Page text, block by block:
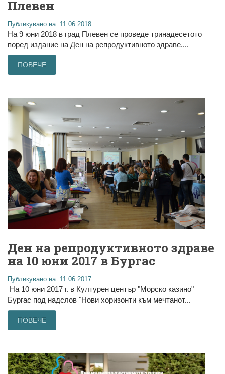
Плевен
Публикувано на: 11.06.2018
На 9 юни 2018 в град Плевен се проведе тринадесетото
поред издание на Ден на репродуктивното здраве....
ПОВЕЧЕ
Ден на репродуктивното здраве
на 10 юни 2017 в Бургас
Публикувано на: 11.06.2017
На 10 юни 2017 г. в Културен център "Морско казино"
Бургас под надслов "Нови хоризонти към мечтанот...
ПОВЕЧЕ